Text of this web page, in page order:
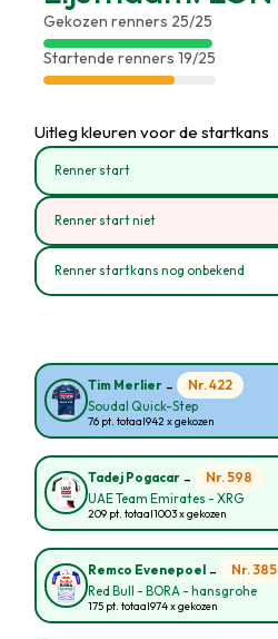
Gekozen renners 25/25
Startende renners 19/25
Uitleg kleuren voor de startkans
Renner start
Renner start niet
Renner startkans nog onbekend
Tim Merlier - Nr. 422
Soudal Quick-Step
76 pt. totaal942 x gekozen
Tadej Pogacar - Nr. 598
UAE Team Emirates - XRG
209 pt. totaal1003 x gekozen
Remco Evenepoel - Nr. 385
Red Bull - BORA - hansgrohe
175 pt. totaal974 x gekozen